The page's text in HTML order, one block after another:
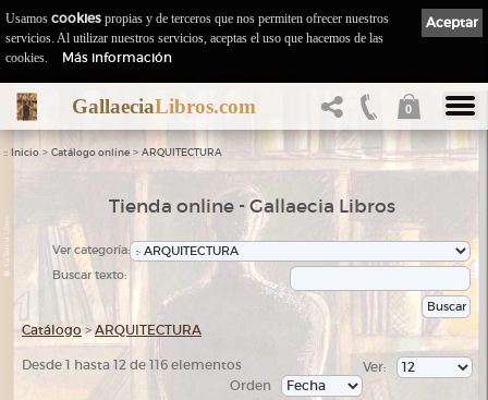
GallaeciaLibros.com 0
:: Inicio > Catálogo online > ARQUITECTURA
Tienda online - Gallaecia Libros
Ver categoría:
Buscar texto:
Catálogo >ARQUITECTURA
Desde 1 hasta 12 de 116 elementos
Ver:
Orden
Aceptar
Usamos cookies propias y de terceros que nos permiten ofrecer nuestros
servicios. Al utilizar nuestros servicios, aceptas el uso que hacemos de las
cookies.
Más información